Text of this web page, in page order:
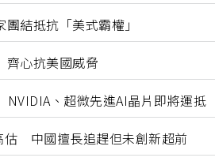
結抵抗「美式霸權」
心抗美國威脅
、超微先進AI晶片即將運抵
估 中國擅長追趕但未創新超前